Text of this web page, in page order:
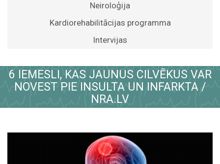
Neiroloģija
Kardiorehabilitācijas programma
Intervijas
6 IEMESLI, KAS JAUNUS CILVĒKUS VAR
NOVEST PIE INSULTA UN INFARKTA /
NRA.LV